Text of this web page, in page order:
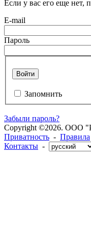
Если у вас его еще нет,
E-mail
Пароль
Войти
Запомнить
Забыли пароль?
Copyright ©2026. ООО
Приватность - Правила
Контакты -